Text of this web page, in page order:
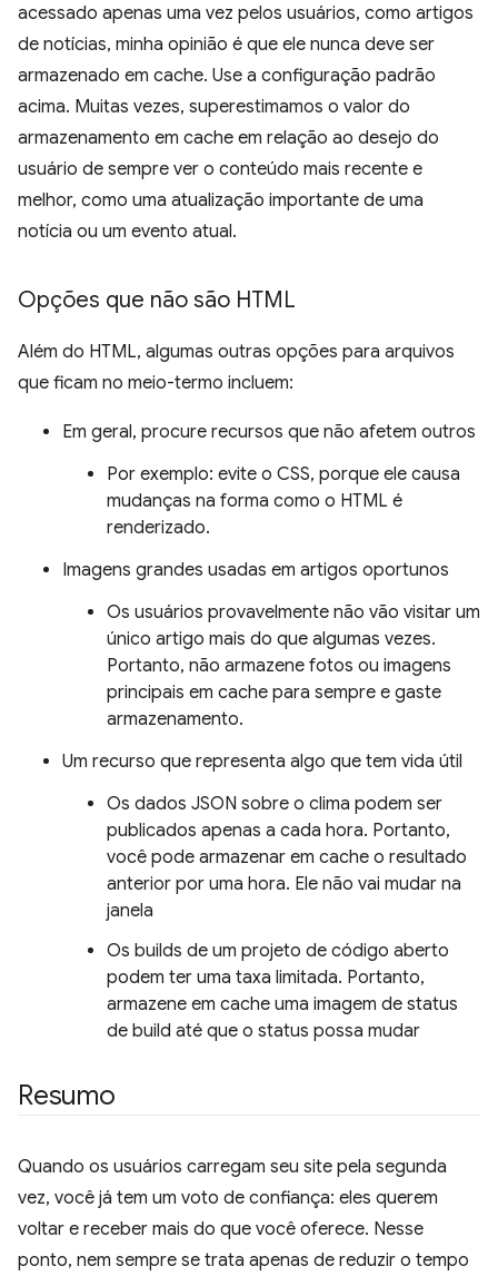
acessado apenas uma vez pelos usuários, como artigos
de notícias, minha opinião é que ele nunca deve ser
armazenado em cache. Use a configuração padrão
acima. Muitas vezes, superestimamos o valor do
armazenamento em cache em relação ao desejo do
usuário de sempre ver o conteúdo mais recente e
melhor, como uma atualização importante de uma
notícia ou um evento atual.
Opções que não são HTML
Além do HTML, algumas outras opções para arquivos
que ficam no meio-termo incluem:
Em geral, procure recursos que não afetem outros
Por exemplo: evite o CSS, porque ele causa
mudanças na forma como o HTML é
renderizado.
Imagens grandes usadas em artigos oportunos
Os usuários provavelmente não vão visitar um
único artigo mais do que algumas vezes.
Portanto, não armazene fotos ou imagens
principais em cache para sempre e gaste
armazenamento.
Um recurso que representa algo que tem vida útil
Os dados JSON sobre o clima podem ser
publicados apenas a cada hora. Portanto,
você pode armazenar em cache o resultado
anterior por uma hora. Ele não vai mudar na
janela
Os builds de um projeto de código aberto
podem ter uma taxa limitada. Portanto,
armazene em cache uma imagem de status
de build até que o status possa mudar
Resumo
Quando os usuários carregam seu site pela segunda
vez, você já tem um voto de confiança: eles querem
voltar e receber mais do que você oferece. Nesse
ponto, nem sempre se trata apenas de reduzir o tempo